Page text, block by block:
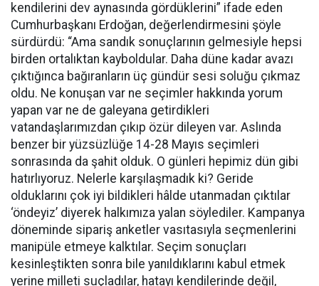
kendilerini dev aynasında gördüklerini” ifade eden
Cumhurbaşkanı Erdoğan, değerlendirmesini şöyle
sürdürdü: “Ama sandık sonuçlarının gelmesiyle hepsi
birden ortalıktan kayboldular. Daha düne kadar avazı
çıktığınca bağıranların üç gündür sesi soluğu çıkmaz
oldu. Ne konuşan var ne seçimler hakkında yorum
yapan var ne de galeyana getirdikleri
vatandaşlarımızdan çıkıp özür dileyen var. Aslında
benzer bir yüzsüzlüğe 14-28 Mayıs seçimleri
sonrasında da şahit olduk. O günleri hepimiz dün gibi
hatırlıyoruz. Nelerle karşılaşmadık ki? Geride
olduklarını çok iyi bildikleri hâlde utanmadan çıktılar
‘öndeyiz’ diyerek halkımıza yalan söylediler. Kampanya
döneminde sipariş anketler vasıtasıyla seçmenlerini
manipüle etmeye kalktılar. Seçim sonuçları
kesinleştikten sonra bile yanıldıklarını kabul etmek
yerine milleti suçladılar, hatayı kendilerinde değil,